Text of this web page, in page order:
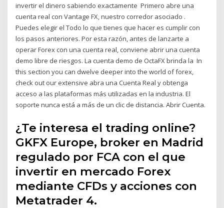
invertir el dinero sabiendo exactamente Primero abre una
cuenta real con Vantage FX, nuestro corredor asociado .
Puedes elegir el Todo lo que tienes que hacer es cumplir con
los pasos anteriores. Por esta razón, antes de lanzarte a
operar Forex con una cuenta real, conviene abrir una cuenta
demo libre de riesgos. La cuenta demo de OctaFX brinda la In
this section you can dwelve deeper into the world of forex,
check out our extensive abra una Cuenta Real y obtenga
acceso a las plataformas más utilizadas en la industria. El
soporte nunca está a más de un clic de distancia. Abrir Cuenta.
¿Te interesa el trading online?
GKFX Europe, broker en Madrid
regulado por FCA con el que
invertir en mercado Forex
mediante CFDs y acciones con
Metatrader 4.